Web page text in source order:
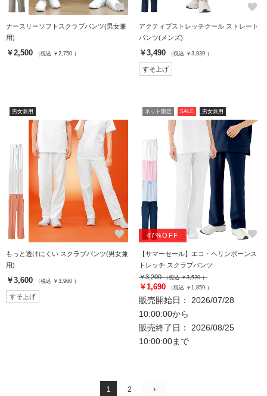
favorite
ナースリーソフトスクラブパンツ(男女兼
用)
￥2,500 （税込 ￥2,750 ）
favorite
アクティブストレッチクール ストレート
パンツ(メンズ)
￥3,490 （税込 ￥3,839 ）
すそ上げ
男女兼用
favorite
もっと透けにくい スクラブパンツ(男女兼
用)
￥3,600 （税込 ￥3,960 ）
すそ上げ
ネット限定 SALE 男女兼用
47%OFF favorite
【サマーセール】エコ・ヘリンボーンス
トレッチ スクラブパンツ
￥3,200（税込 ￥3,520 ）
￥1,690 （税込 ￥1,859 ）
販売開始日： 2026/07/28
10:00:00から
販売終了日： 2026/08/25
10:00:00まで
1 2